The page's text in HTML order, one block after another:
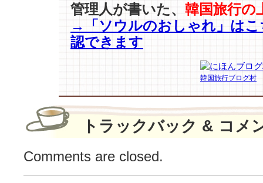
20
カ
位
·
ー
バ
管理人が書いた、 韓国旅行の
→「ソウルのおしゃれ」はこ
認できます
韓国旅行ブログ村
トラックバック & コメ
Comments are closed.